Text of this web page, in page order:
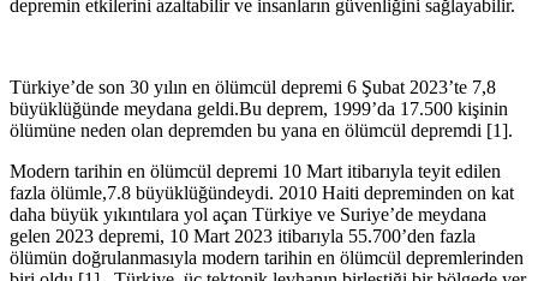
ölümüne neden olan depremden bu yana en ölümcül depremdi [1].
Modern tarihin en ölümcül depremi 10 Mart itibarıyla teyit edilen
daha büyük yıkıntılara yol açan Türkiye ve Suriye’de meydana
gelen 2023 depremi, 10 Mart 2023 itibarıyla 55.700’den fazla
ölümün doğrulanmasıyla modern tarihin en ölümcül depremlerinden
biri oldu [1]. Türkiye, üç tektonik levhanın birleştiği bir bölgede yer
alması nedeniyle dünyanın en aktif deprem bölgelerinden biridir [2].